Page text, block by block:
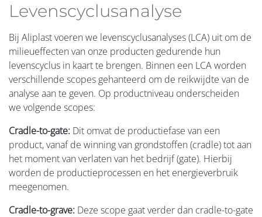
Levenscyclusanalyse
Bij Aliplast voeren we levenscyclusanalyses (LCA) uit om de
milieueffecten van onze producten gedurende hun
levenscyclus in kaart te brengen. Binnen een LCA worden
verschillende scopes gehanteerd om de reikwijdte van de
analyse aan te geven. Op productniveau onderscheiden
we volgende scopes:
Cradle-to-gate: Dit omvat de productiefase van een
product, vanaf de winning van grondstoffen (cradle) tot aan
het moment van verlaten van het bedrijf (gate). Hierbij
worden de productieprocessen en het energieverbruik
meegenomen.
Cradle-to-grave: Deze scope gaat verder dan cradle-to-gate